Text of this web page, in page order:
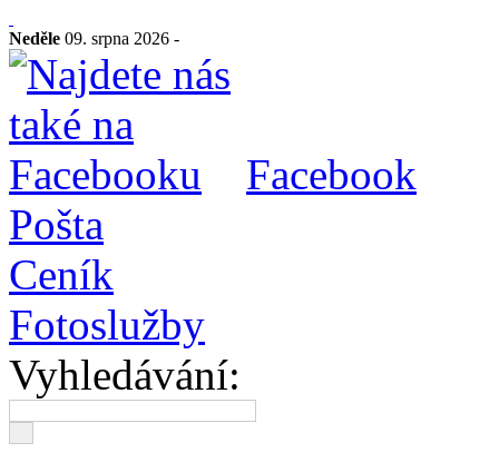
Neděle 09. srpna 2026 -
Facebook
Pošta
Ceník
Fotoslužby
Vyhledávání: